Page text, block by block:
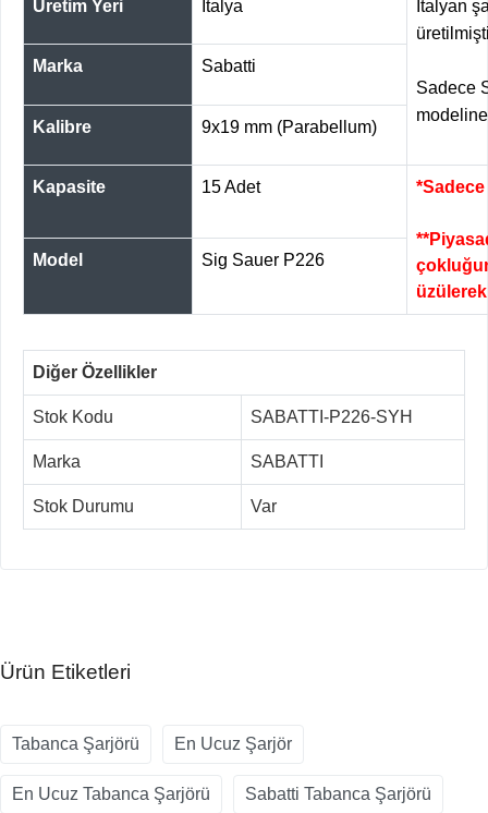
Üretim Yeri İtalya
İtalyan
Sadece
Marka Sabatti
Kalibre 9x19 mm (Parabellum)
Kapasite 15 Adet
Model Sig Sauer P226
Diğer Özellikler
Stok Kodu SABATTI-P226-SYH
Marka SABATTI
Stok Durumu Var
Ürün Etiketleri
Tabanca Şarjörü En Ucuz Şarjör
En Ucuz Tabanca Şarjörü Sabatti Tabanca Şarjörü